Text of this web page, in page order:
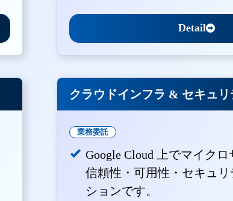
Detail
クラウドインフラ & セキュ
業務委託
Google Cloud 上でマイク
信頼性・可用性・セキュ
ションです。